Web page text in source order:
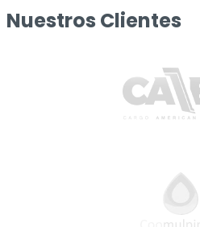
Nuestros Clientes